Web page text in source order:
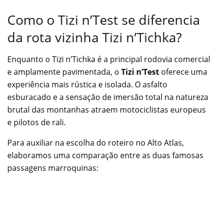
Como o Tizi n’Test se diferencia
da rota vizinha Tizi n’Tichka?
Enquanto o Tizi n’Tichka é a principal rodovia comercial
e amplamente pavimentada, o Tizi n’Test oferece uma
experiência mais rústica e isolada. O asfalto
esburacado e a sensação de imersão total na natureza
brutal das montanhas atraem motociclistas europeus
e pilotos de rali.
Para auxiliar na escolha do roteiro no Alto Atlas,
elaboramos uma comparação entre as duas famosas
passagens marroquinas: